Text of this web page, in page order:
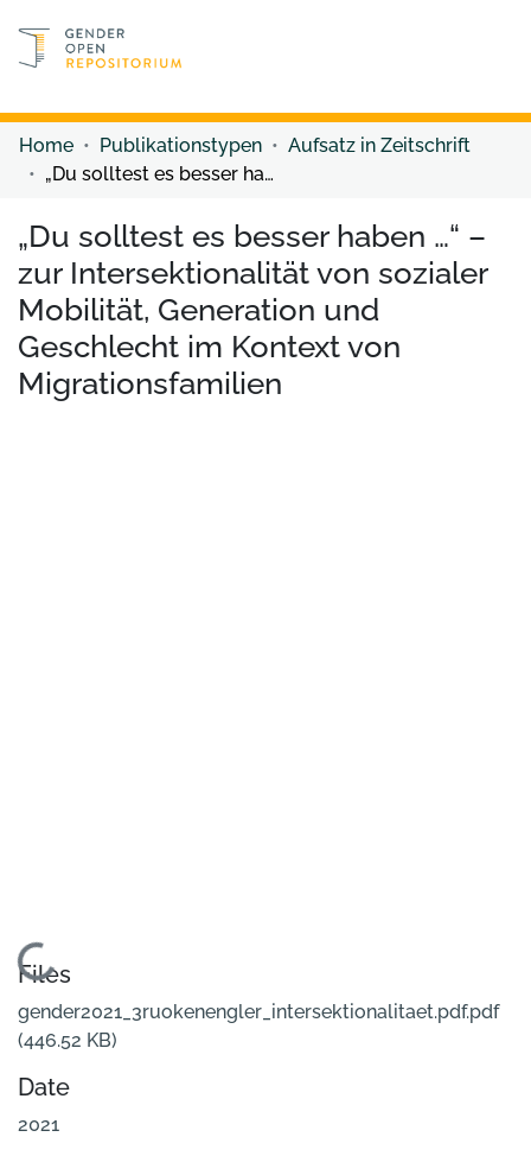
Discover content
Home Publikationstypen
Aufsatz in Zeitschrift
„Du solltest es besser haben …“ – zur Intersektionalität von sozialer Mobilität, Generation und Geschlecht im Kontext von Migrationsfamilien
„Du solltest es besser haben …“ –
zur Intersektionalität von sozialer
Mobilität, Generation und
Geschlecht im Kontext von
Migrationsfamilien
Loading...
Files
gender2021_3ruokenengler_intersektionalitaet.pdf.pdf
(446.52 KB)
Date
2021